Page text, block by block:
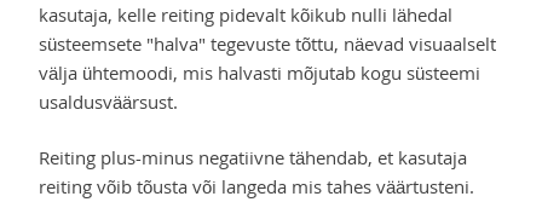
kasutaja, kelle reiting pidevalt kõikub nulli lähedal
süsteemsete "halva" tegevuste tõttu, näevad visuaalselt
välja ühtemoodi, mis halvasti mõjutab kogu süsteemi
usaldusväärsust.
Reiting plus-minus negatiivne tähendab, et kasutaja
reiting võib tõusta või langeda mis tahes väärtusteni.